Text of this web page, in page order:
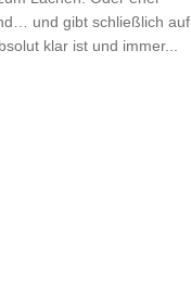
und gibt schließlich auf
klar ist und immer...